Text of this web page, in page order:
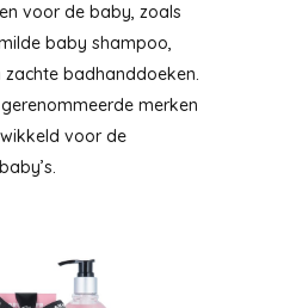
voor de baby, zoals
baby shampoo,
zachte badhanddoeken.
merken
voor de